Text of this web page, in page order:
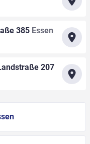
385 Essen
207